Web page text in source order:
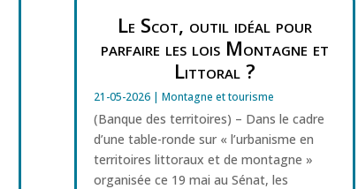
Le Scot, outil idéal pour
parfaire les lois Montagne et
Littoral ?
21-05-2026| Montagne et tourisme
(Banque des territoires) – Dans le cadre
d’une table-ronde sur « l’urbanisme en
territoires littoraux et de montagne »
organisée ce 19 mai au Sénat, les